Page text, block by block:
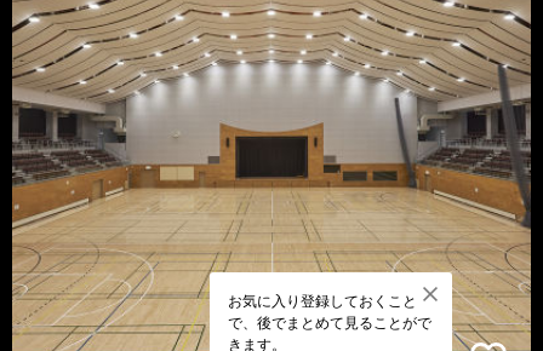
お気に入り登録しておくこと
で、後でまとめて見ることがで
きます。